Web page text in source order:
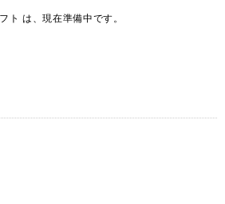
ト は、現在準備中です。